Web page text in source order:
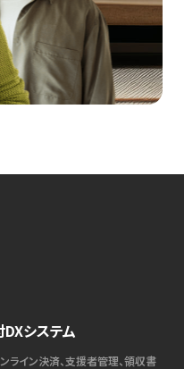
システム
ライン決済、支援者管理、領収書